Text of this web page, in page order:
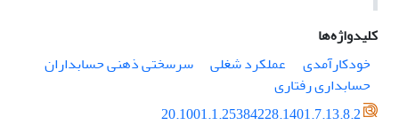
کلیدواژه‌ها
خودکارآمدی
عملکرد شغلی
سرسختی ‌ذهنی حسابداران
حسابداری رفتاری
20.1001.1.25384228.1401.7.13.8.2